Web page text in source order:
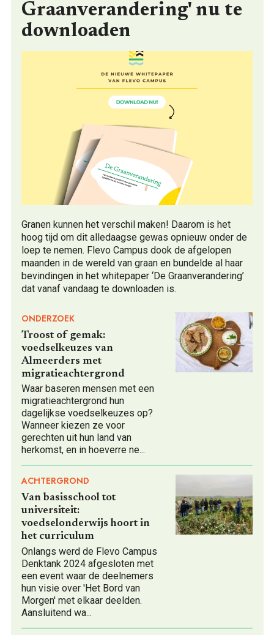
Graanverandering' nu te
downloaden
Granen kunnen het verschil maken! Daarom is het
hoog tijd om dit alledaagse gewas opnieuw onder de
loep te nemen. Flevo Campus dook de afgelopen
maanden in de wereld van graan en bundelde al haar
bevindingen in het whitepaper ‘De Graanverandering’
dat vanaf vandaag te downloaden is.
ONDERZOEK
Troost of gemak:
voedselkeuzes van
Almeerders met
migratieachtergrond
Waar baseren mensen met een
migratieachtergrond hun
dagelijkse voedselkeuzes op?
Wanneer kiezen ze voor
gerechten uit hun land van
herkomst, en in hoeverre ne...
ACHTERGROND
Van basisschool tot
universiteit:
voedselonderwijs hoort in
het curriculum
Onlangs werd de Flevo Campus
Denktank 2024 afgesloten met
een event waar de deelnemers
hun visie over 'Het Bord van
Morgen' met elkaar deelden.
Aansluitend wa...